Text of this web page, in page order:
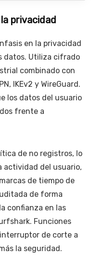
privacidad
en la privacidad
datos. Utiliza cifrado
combinado con
IKEv2 y WireGuard.
los datos del usuario
frente a
de no registros, lo
actividad del usuario,
de tiempo de
de forma
confianza en las
Funciones
de corte a
la seguridad.